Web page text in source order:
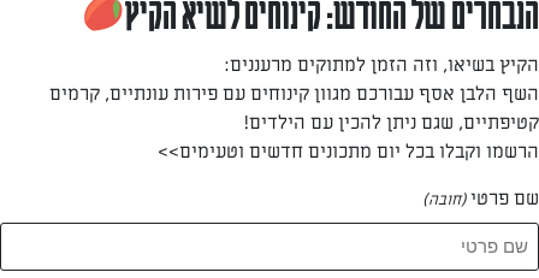
ניקי כהן
—
המתכונים של
הנבחרים של החודש: קינוחים לשיא הקיץ
הקיץ בשיאו, וזה הזמן למתוקים מרעננים:
השף הלבן אסף עבורכם מגוון קינוחים עם פירות עונתיים, קרמים
קטיפתיים, שגם ניתן להכין עם הילדים!
הרשמו וקבלו בכל יום מתכונים חדשים וטעימים>>
שם פרטי(חובה)